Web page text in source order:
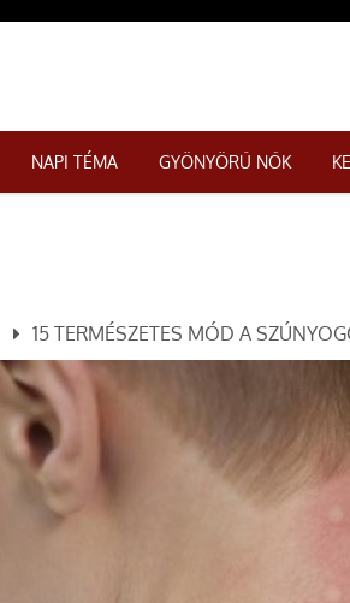
NAPI TÉMA GYÖNYÖRŰ NŐK
15 TERMÉSZETES MÓD A